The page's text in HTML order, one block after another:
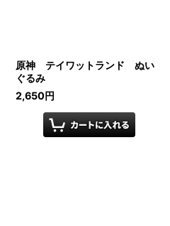
原神 テイワットランド ぬい
ぐるみ
2,650円